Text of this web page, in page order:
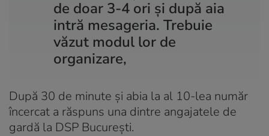
de doar 3-4 ori și după aia
intră mesageria. Trebuie
văzut modul lor de
organizare,
După 30 de minute și abia la al 10-lea număr
încercat a răspuns una dintre angajatele de
gardă la DSP București.